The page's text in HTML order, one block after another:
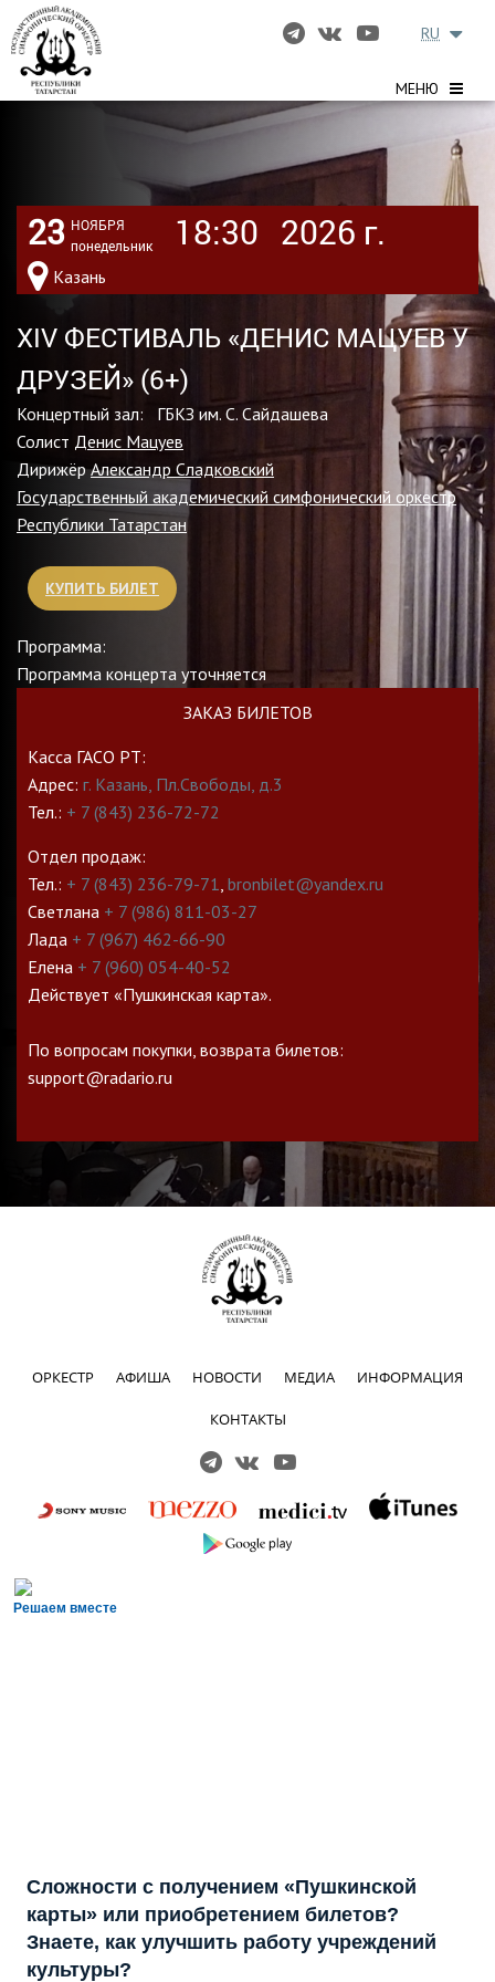
МЕНЮ
RU
23 НОЯБРЯ
понедельник
18:30 2026 г.
Казань
XIV ФЕСТИВАЛЬ «ДЕНИС МАЦУЕВ У
ДРУЗЕЙ» (6+)
Концертный зал: ГБКЗ им. С. Сайдашева
Солист Денис Мацуев
ДирижёрАлександр Сладковский
Государственный академический симфонический оркестр
Республики Татарстан
КУПИТЬ БИЛЕТ
Программа:
Программа концерта уточняется
ЗАКАЗ БИЛЕТОВ
Касса ГАСО РТ:
Адрес: г. Казань, Пл.Свободы, д.3
Тел.: + 7 (843) 236-72-72
Отдел продаж:
Тел.: + 7 (843) 236-79-71, bronbilet@yandex.ru
Светлана + 7 (986) 811-03-27
Лада + 7 (967) 462-66-90
Елена + 7 (960) 054-40-52
Действует «Пушкинская карта».
По вопросам покупки, возврата билетов:
support@radario.ru
ОРКЕСТР АФИША НОВОСТИ МЕДИА ИНФОРМАЦИЯ
КОНТАКТЫ
Решаем вместе
Сложности с получением «Пушкинской
карты» или приобретением билетов?
Знаете, как улучшить работу учреждений
культуры?